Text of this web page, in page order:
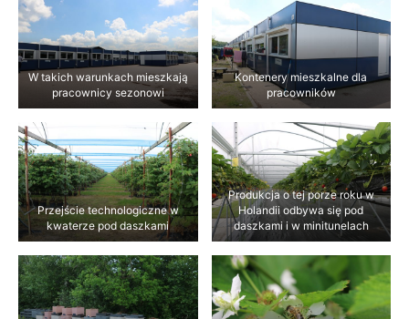
W takich warunkach mieszkają
pracownicy sezonowi
Kontenery mieszkalne dla
pracowników
Przejście technologiczne w
kwaterze pod daszkami
Produkcja o tej porze roku w
Holandii odbywa się pod
daszkami i w minitunelach